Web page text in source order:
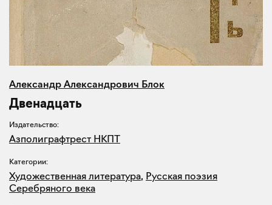
Александр Александрович Блок
Двенадцать
Издательство:
Азполиграфтрест НКПТ
Категории:
Художественная литература, Русская поэзия
Серебряного века